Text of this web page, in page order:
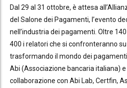
Dal 29 al 31 ottobre, è attesa
del Salone dei Pagamenti, l’evento
nell’industria dei pagamenti. Oltre
400 i relatori che si confronteranno
trasformando il mondo dei
Abi (Associazione bancaria italiana)
collaborazione con Abi Lab, Certfin,